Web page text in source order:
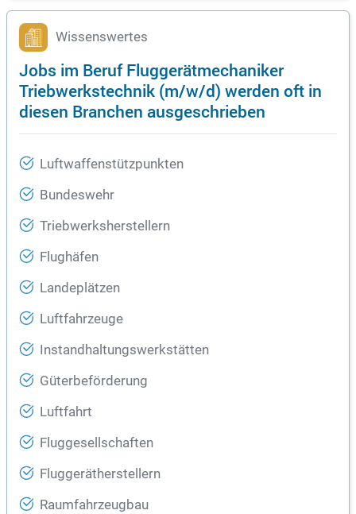
Wissenswertes
Jobs im Beruf Fluggerätmechaniker
Triebwerkstechnik (m/w/d) werden oft in
diesen Branchen ausgeschrieben
Luftwaffenstützpunkten
Bundeswehr
Triebwerksherstellern
Flughäfen
Landeplätzen
Luftfahrzeuge
Instandhaltungswerkstätten
Güterbeförderung
Luftfahrt
Fluggesellschaften
Fluggerätherstellern
Raumfahrzeugbau